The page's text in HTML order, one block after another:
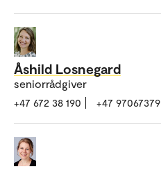
Åshild Losnegard
seniorrådgiver
+47 672 38 190 +47 97067379